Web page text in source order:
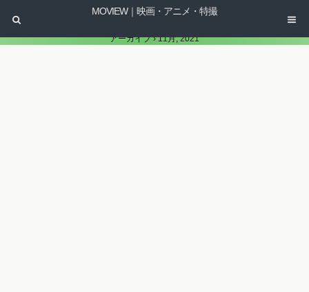
MOVIEW｜映画・アニメ・特撮
アーカイブ › 11月, 2021